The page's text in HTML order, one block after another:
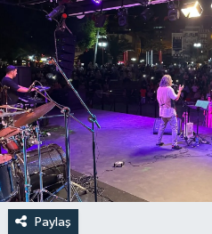
Paylaş
DÜZCE
EREĞLİ
GÖKÇEBEY
KARABÜK
KASTAMONU